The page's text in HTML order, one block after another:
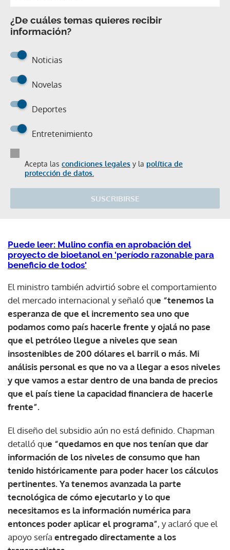
¿De cuáles temas quieres recibir
información?
Noticias
Novelas
Deportes
Entretenimiento
Acepta las condiciones legales y la política de
protección de datos.
SUSCRIBIRSE
Puede leer: Mulino confía en aprobación del
proyecto de bioetanol en 'período razonable para
beneficio de todos'
El ministro también advirtió sobre el comportamiento
del mercado internacional y señaló que “tenemos la
esperanza de que el incremento sea uno que
podamos como país hacerle frente y ojalá no pase
que el petróleo llegue a niveles que sean
insostenibles de 200 dólares el barril o más. Mi
análisis personal es que no va a llegar a esos niveles
y que vamos a estar dentro de una banda de precios
que el país tiene la capacidad financiera de hacerle
frente”.
El diseño del subsidio aún no está definido. Chapman
detalló que “quedamos en que nos tenían que dar
información de los niveles de consumo que han
tenido históricamente para poder hacer los cálculos
pertinentes. Ya tenemos avanzada la parte
tecnológica de cómo ejecutarlo y lo que
necesitamos es la información numérica para
entonces poder aplicar el programa”, y aclaró que el
apoyo sería entregado directamente a los